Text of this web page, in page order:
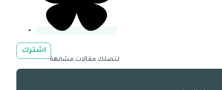
اشترك
لتصلك مقالات مشابهة: